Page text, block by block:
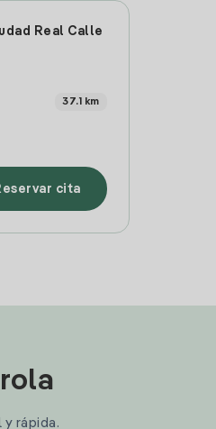
Real Calle
37.1 km
cita
rápida.